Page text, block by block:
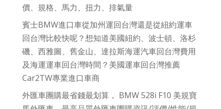
價、規格、馬力、扭力、排氣量
賓士BMW進口車從加州運回台灣還是從紐約運車
回台灣比較快呢？想知道美國紐約、波士頓、洛杉
磯、西雅圖、舊金山、達拉斯海運汽車回台灣費用
及海運運車回台灣時間？美國運車回台灣推薦
Car2TW專業進口車商
外匯車團購最省錢最划算， BMW 528i F10 美規寶